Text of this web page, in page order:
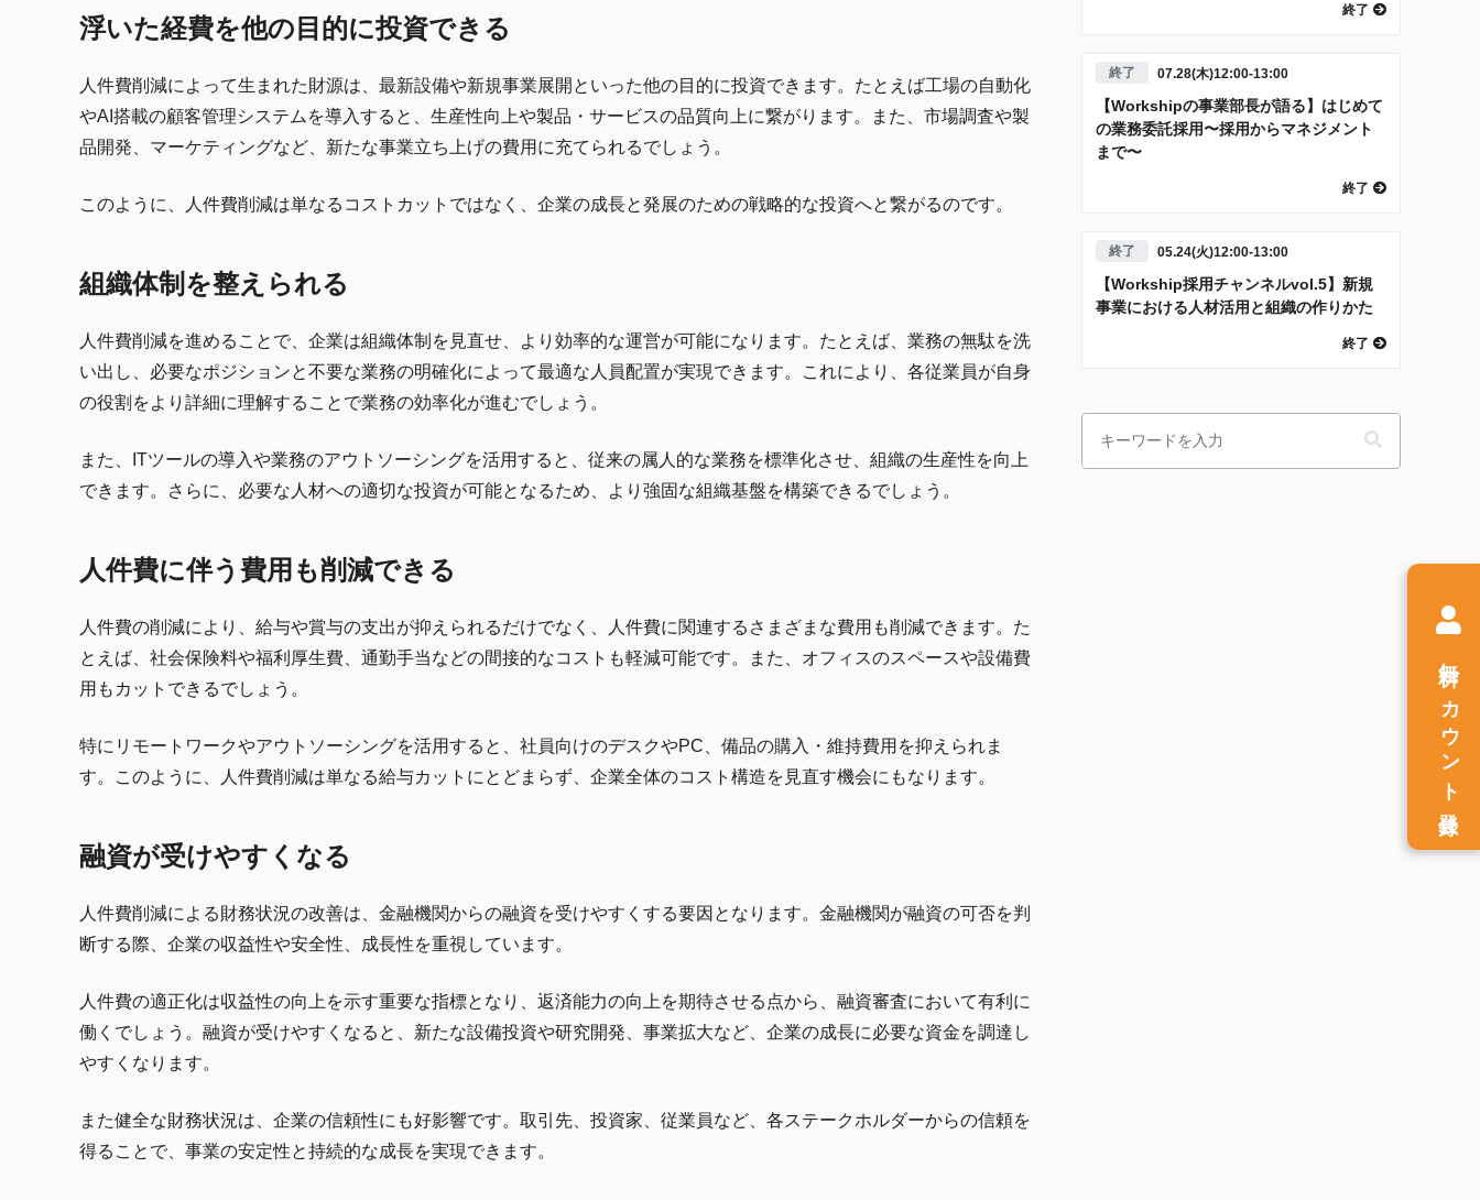
浮いた経費を他の目的に投資できる
人件費削減によって生まれた財源は、最新設備や新規事業展開といった他の目的に投資できます。たとえば工場の自動化
やAI搭載の顧客管理システムを導入すると、生産性向上や製品・サービスの品質向上に繋がります。また、市場調査や製
品開発、マーケティングなど、新たな事業立ち上げの費用に充てられるでしょう。
このように、人件費削減は単なるコストカットではなく、企業の成長と発展のための戦略的な投資へと繋がるのです。
組織体制を整えられる
人件費削減を進めることで、企業は組織体制を見直せ、より効率的な運営が可能になります。たとえば、業務の無駄を洗
い出し、必要なポジションと不要な業務の明確化によって最適な人員配置が実現できます。これにより、各従業員が自身
の役割をより詳細に理解することで業務の効率化が進むでしょう。
また、ITツールの導入や業務のアウトソーシングを活用すると、従来の属人的な業務を標準化させ、組織の生産性を向上
できます。さらに、必要な人材への適切な投資が可能となるため、より強固な組織基盤を構築できるでしょう。
人件費に伴う費用も削減できる
人件費の削減により、給与や賞与の支出が抑えられるだけでなく、人件費に関連するさまざまな費用も削減できます。 た
とえば、社会保険料や福利厚生費、通勤手当などの間接的なコストも軽減可能です。また、オフィスのスペースや設備費
用もカットできるでしょう。
特にリモートワークやアウトソーシングを活用すると、社員向けのデスクやPC、備品の購入・維持費用を抑えられま
す。このように、人件費削減は単なる給与カットにとどまらず、企業全体のコスト構造を見直す機会にもなります。
融資が受けやすくなる
人件費削減による財務状況の改善は、金融機関からの融資を受けやすくする要因となります。金融機関が融資の可否を判
断する際、企業の収益性や安全性、成長性を重視しています。
人件費の適正化は収益性の向上を示す重要な指標となり、返済能力の向上を期待させる点から、融資審査において有利に
働くでしょう。融資が受けやすくなると、新たな設備投資や研究開発、事業拡大など、企業の成長に必要な資金を調達し
やすくなります。
また健全な財務状況は、企業の信頼性にも好影響です。取引先、投資家、従業員など、各ステークホルダーからの信頼を
得ることで、事業の安定性と持続的な成長を実現できます。
アカウント
登録
終了
終了 07.28(木)12:00-13:00
【Workshipの事業部長が語る】はじめて
の業務委託採用〜採用からマネジメント
まで〜
終了
終了 05.24(火)12:00-13:00
【Workship採用チャンネルvol.5】新規
事業における人材活用と組織の作りかた
終了